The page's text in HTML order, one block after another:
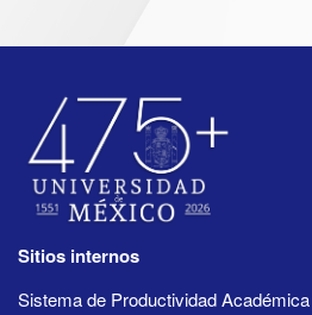
Sitios internos
Sistema de Productividad Académica